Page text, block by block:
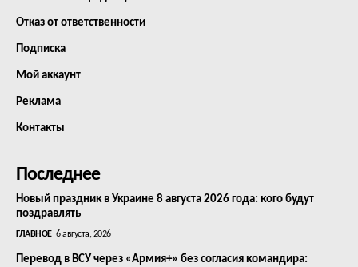
Отказ от ответственности
Подписка
Мой аккаунт
Реклама
Контакты
Последнее
Новый праздник в Украине 8 августа 2026 года: кого будут
поздравлять
ГЛАВНОЕ 6 августа, 2026
Перевод в ВСУ через «Армия+» без согласия командира: